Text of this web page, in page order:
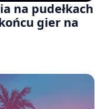
na pudełkach
gier na